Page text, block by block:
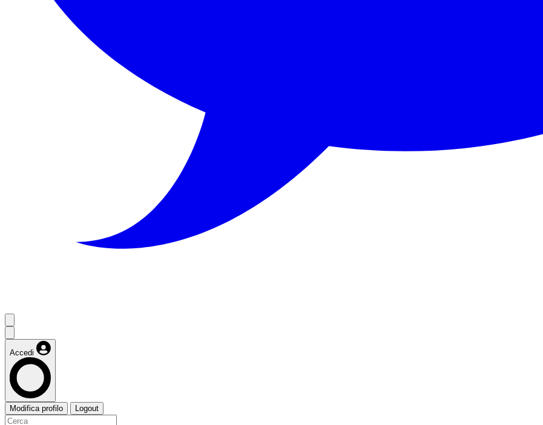
Accedi
Modifica profilo Logout